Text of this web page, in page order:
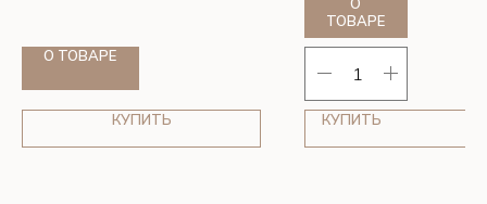
О ТОВАРЕ
КУПИТЬ
ТОВАРЕ
КУПИТЬ